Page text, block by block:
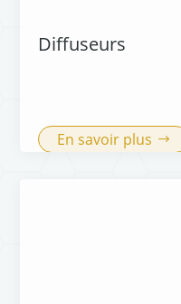
Diffuseurs
En savoir plus